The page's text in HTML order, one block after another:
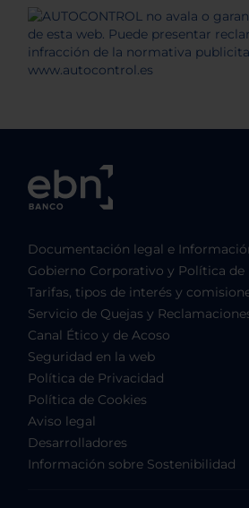
Documentación legal e
Gobierno Corporativo y Política de
Tarifas, tipos de interés y
Servicio de Quejas y
Canal Ético y de Acoso
Seguridad en la web
Política de Privacidad
Política de Cookies
Aviso legal
Desarrolladores
Información sobre Sostenibilidad